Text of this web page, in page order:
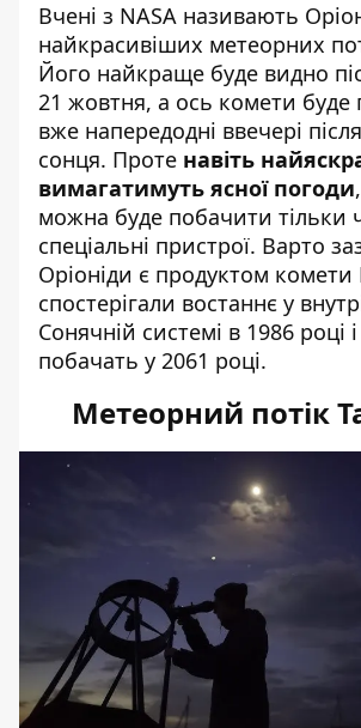
Вчені з NASA називають
найкрасивіших метеорних
Його найкраще буде видно
21 жовтня, а ось комети буде
вже напередодні ввечері
сонця. Проте навіть
вимагатимуть ясної погоди
можна буде побачити тільки
спеціальні пристрої. Варто
Оріоніди є продуктом комети
спостерігали востаннє у
Сонячній системі в 1986 році
побачать у 2061 році.
Метеорний потік